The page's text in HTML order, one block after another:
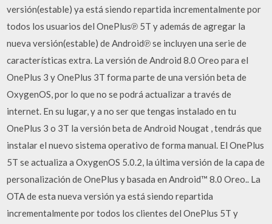
versión(estable) ya está siendo repartida incrementalmente por
todos los usuarios del OnePlus℗ 5T y además de agregar la
nueva versión(estable) de Android℗ se incluyen una serie de
características extra. La versión de Android 8.0 Oreo para el
OnePlus 3 y OnePlus 3T forma parte de una versión beta de
OxygenOS, por lo que no se podrá actualizar a través de
internet. En su lugar, y a no ser que tengas instalado en tu
OnePlus 3 o 3T la versión beta de Android Nougat , tendrás que
instalar el nuevo sistema operativo de forma manual. El OnePlus
5T se actualiza a OxygenOS 5.0.2, la última versión de la capa de
personalización de OnePlus y basada en Android™ 8.0 Oreo.. La
OTA de esta nueva versión ya está siendo repartida
incrementalmente por todos los clientes del OnePlus 5T y